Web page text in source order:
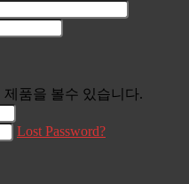
품을 볼수 있습니다.
Lost Password?